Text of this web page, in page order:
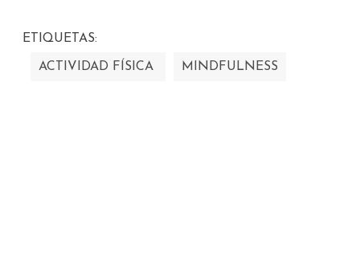
ETIQUETAS:
ACTIVIDAD FÍSICA MINDFULNESS